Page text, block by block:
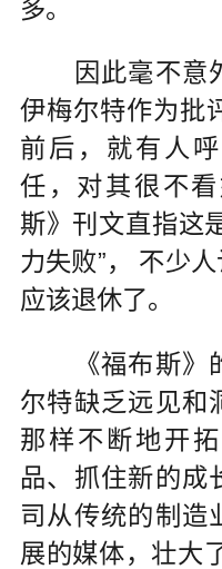
多。
因此毫不意外
伊梅尔特作为批
前后，就有人
任，对其很不
斯》刊文直指这
力失败”， 不少
应该退休了。
《福布斯》的
尔特缺乏远见和
那样不断地开
品、抓住新的成
司从传统的制造
展的媒体，壮大